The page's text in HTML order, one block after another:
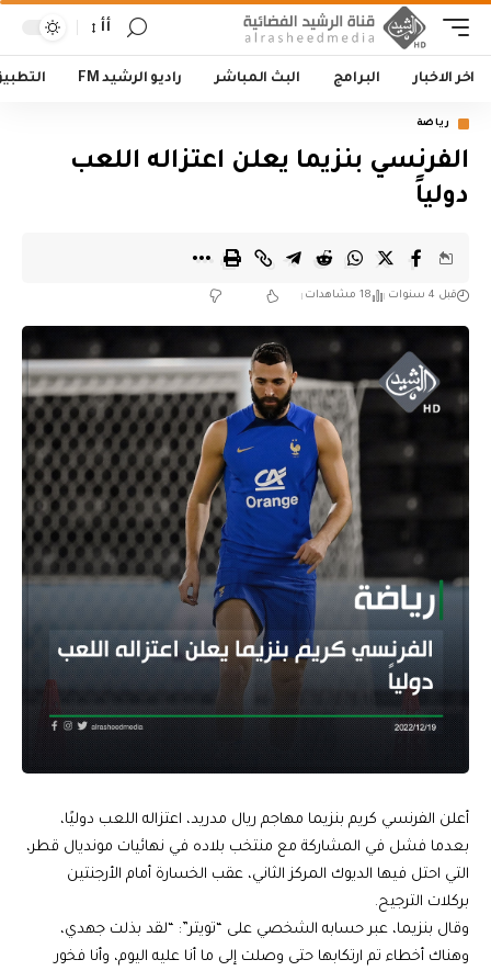
أأ
اخر الاخبار البرامج البث المباشر راديو الرشيد FM
رياضة
الفرنسي بنزيما يعلن اعتزاله اللعب
دولياً
قبل 4 سنوات 18 مشاهدات
أعلن الفرنسي كريم بنزيما مهاجم ريال مدريد، اعتزاله اللعب دوليًا،
بعدما فشل في المشاركة مع منتخب بلاده في نهائيات مونديال قطر،
التي احتل فيها الديوك المركز الثاني، عقب الخسارة أمام الأرجنتين
بركلات الترجيح.
وقال بنزيما، عبر حسابه الشخصي على “تويتر”: “لقد بذلت جهدي،
وهناك أخطاء تم ارتكابها حتى وصلت إلى ما أنا عليه اليوم، وأنا فخور